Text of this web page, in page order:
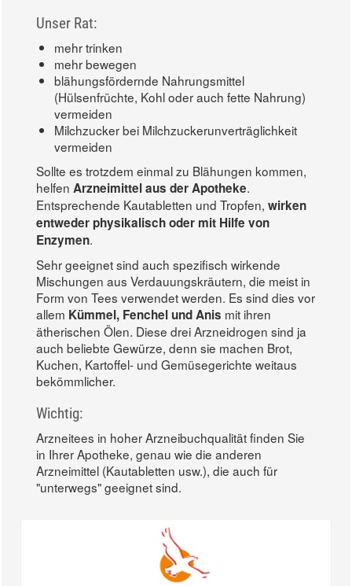
Unser Rat:
mehr trinken
mehr bewegen
blähungsfördernde Nahrungsmittel
(Hülsenfrüchte, Kohl oder auch fette Nahrung)
vermeiden
Milchzucker bei Milchzuckerunverträglichkeit
vermeiden
Sollte es trotzdem einmal zu Blähungen kommen,
helfen Arzneimittel aus der Apotheke.
Entsprechende Kautabletten und Tropfen, wirken
entweder physikalisch oder mit Hilfe von
Enzymen.
Sehr geeignet sind auch spezifisch wirkende
Mischungen aus Verdauungskräutern, die meist in
Form von Tees verwendet werden. Es sind dies vor
allem Kümmel, Fenchel und Anis mit ihren
ätherischen Ölen. Diese drei Arzneidrogen sind ja
auch beliebte Gewürze, denn sie machen Brot,
Kuchen, Kartoffel- und Gemüsegerichte weitaus
bekömmlicher.
Wichtig:
Arzneitees in hoher Arzneibuchqualität finden Sie
in Ihrer Apotheke, genau wie die anderen
Arzneimittel (Kautabletten usw.), die auch für
"unterwegs" geeignet sind.